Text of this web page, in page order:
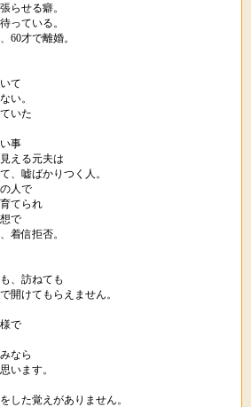
らせる癖。
っている。
60才で離婚。
て
い。
いた
事
える元夫は
、嘘ばかりつく人。
人で
てられ
で
着信拒否。
、訪ねても
開けてもらえません。
で
なら
います。
した覚えがありません。